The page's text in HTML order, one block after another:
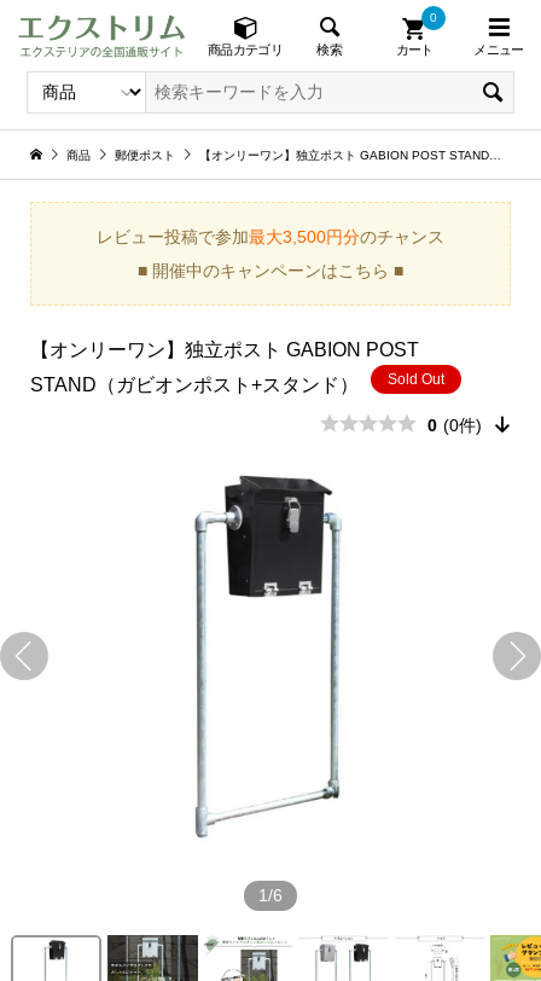
商品カテゴリ 検索 カート
0
メニュー
商品 郵便ポスト 【オンリーワン】独立ポスト GABION POST STAND（ガビオンポスト+スタンド）
レビュー投稿で参加最大3,500円分のチャンス
■ 開催中のキャンペーンはこちら ■
【オンリーワン】独立ポスト GABION POST
STAND（ガビオンポスト+スタンド）
Sold Out
0 (0件)
1/6